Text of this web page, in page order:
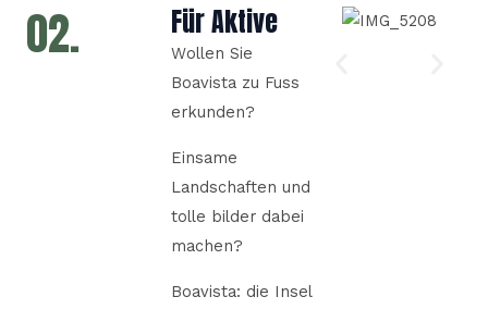
02. Für Aktive
Wollen Sie
Boavista zu Fuss
erkunden?
Einsame
Landschaften und
tolle bilder dabei
machen?
Boavista: die Insel